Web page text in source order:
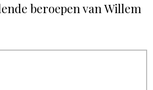
beroepen van Willem